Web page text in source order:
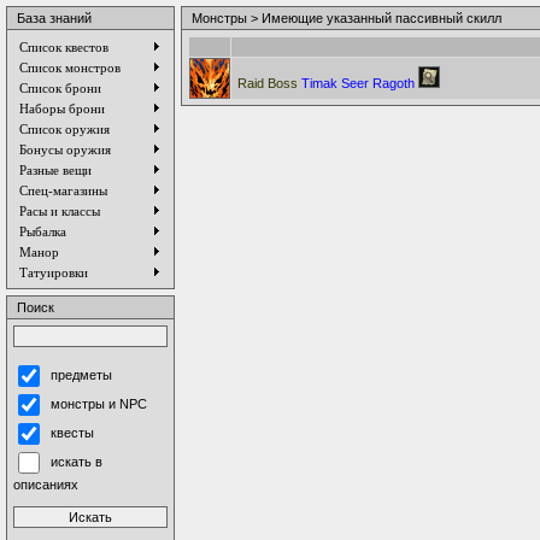
База знаний
Список квестов
Список монстров
Список брони
Наборы брони
Список оружия
Бонусы оружия
Разные вещи
Спец-магазины
Расы и классы
Рыбалка
Манор
Татуировки
Поиск
предметы
монстры и NPC
квесты
искать в
описаниях
Монстры > Имеющие указанный пассивный скилл
Raid Boss Timak Seer Ragoth